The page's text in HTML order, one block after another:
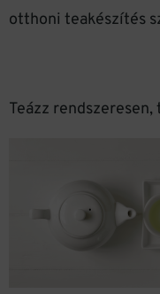
otthoni teakészítés
Teázz rendszeresen,